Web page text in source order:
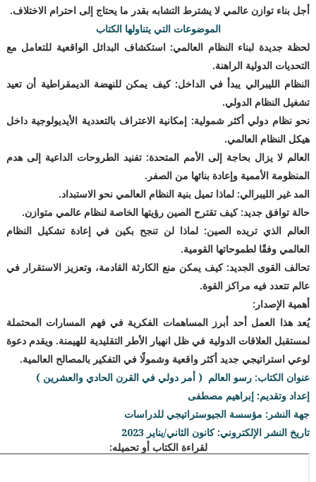
أجل بناء توازن عالمي لا يشترط التشابه بقدر ما يحتاج إلى احترام الاختلاف.
الموضوعات التي يتناولها الكتاب
لحظة جديدة لبناء النظام العالمي: استكشاف البدائل الواقعية للتعامل مع
التحديات الدولية الراهنة.
النظام الليبرالي يبدأ في الداخل: كيف يمكن للنهضة الديمقراطية أن تعيد
تشغيل النظام الدولي.
نحو نظام دولي أكثر شمولية: إمكانية الاعتراف بالتعددية الأيديولوجية داخل
هيكل النظام العالمي.
العالم لا يزال بحاجة إلى الأمم المتحدة: تفنيد الطروحات الداعية إلى هدم
المنظومة الأممية وإعادة بنائها من الصفر.
المد غير الليبرالي: لماذا تميل بنية النظام العالمي نحو الاستبداد.
حالة توافق جديد: كيف تقترح الصين رؤيتها الخاصة لنظام عالمي متوازن.
العالم الذي تريده الصين: لماذا لن تنجح بكين في إعادة تشكيل النظام
العالمي وفقًا لطموحاتها القومية.
تحالف القوى الجديد: كيف يمكن منع الكارثة القادمة، وتعزيز الاستقرار في
عالم تتعدد فيه مراكز القوة.
أهمية الإصدار:
يُعد هذا العمل أحد أبرز المساهمات الفكرية في فهم المسارات المحتملة
لمستقبل العلاقات الدولية في ظل انهيار الأطر التقليدية للهيمنة. ويقدم دعوة
لوعي استراتيجي جديد أكثر واقعية وشمولًا في التفكير بالمصالح العالمية.
عنوان الكتاب: رسو العالم ( أمر دولي في القرن الحادي والعشرين )
إعداد وتقديم: إبراهيم مصطفى
جهة النشر: مؤسسة الجيوستراتيجي للدراسات
تاريخ النشر الإلكتروني: كانون الثاني/يناير 2023
لقراءة الكتاب أو تحميله: